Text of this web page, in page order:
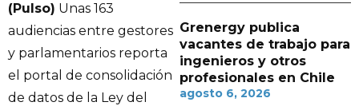
(Pulso) Unas 163
audiencias entre gestores
y parlamentarios reporta
el portal de consolidación
de datos de la Ley del
Grenergy publica
vacantes de trabajo para
ingenieros y otros
profesionales en Chile
agosto 6, 2026